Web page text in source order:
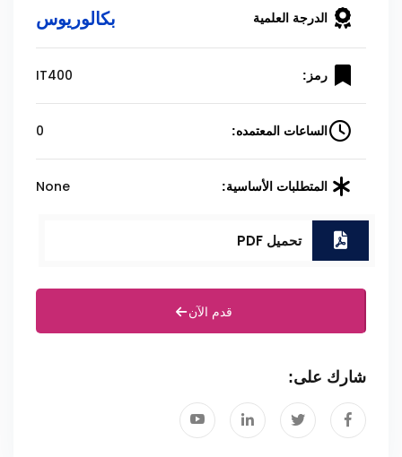
الدرجة العلمية بكالوريوس
رمز: IT400
الساعات المعتمده: 0
المتطلبات الأساسية: None
تحميل PDF
قدم الآن
شارك على: